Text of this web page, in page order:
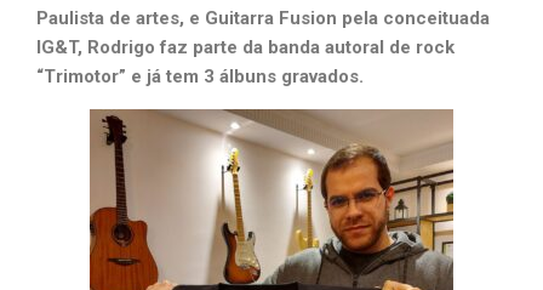
Paulista de artes, e Guitarra Fusion pela conceituada
IG&T, Rodrigo faz parte da banda autoral de rock
“Trimotor” e já tem 3 álbuns gravados.